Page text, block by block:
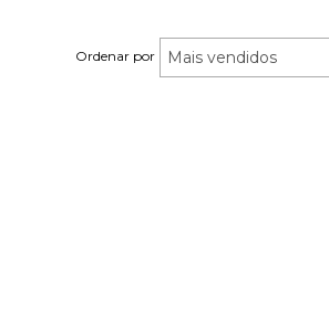
Ordenar por